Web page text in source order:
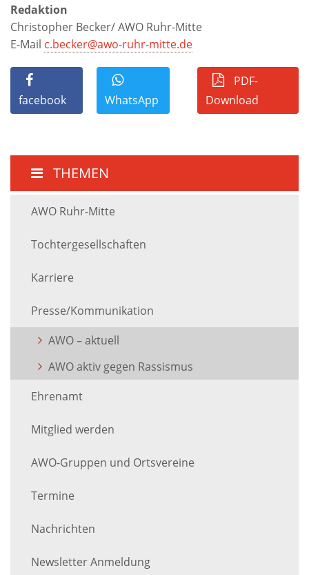
Redaktion
Christopher Becker/ AWO Ruhr-Mitte
E-Mail c.becker@awo-ruhr-mitte.de
facebook WhatsApp
PDF-
Download
THEMEN
AWO Ruhr-Mitte
Tochtergesellschaften
Karriere
Presse/Kommunikation
AWO – aktuell
AWO aktiv gegen Rassismus
Ehrenamt
Mitglied werden
AWO-Gruppen und Ortsvereine
Termine
Nachrichten
Newsletter Anmeldung